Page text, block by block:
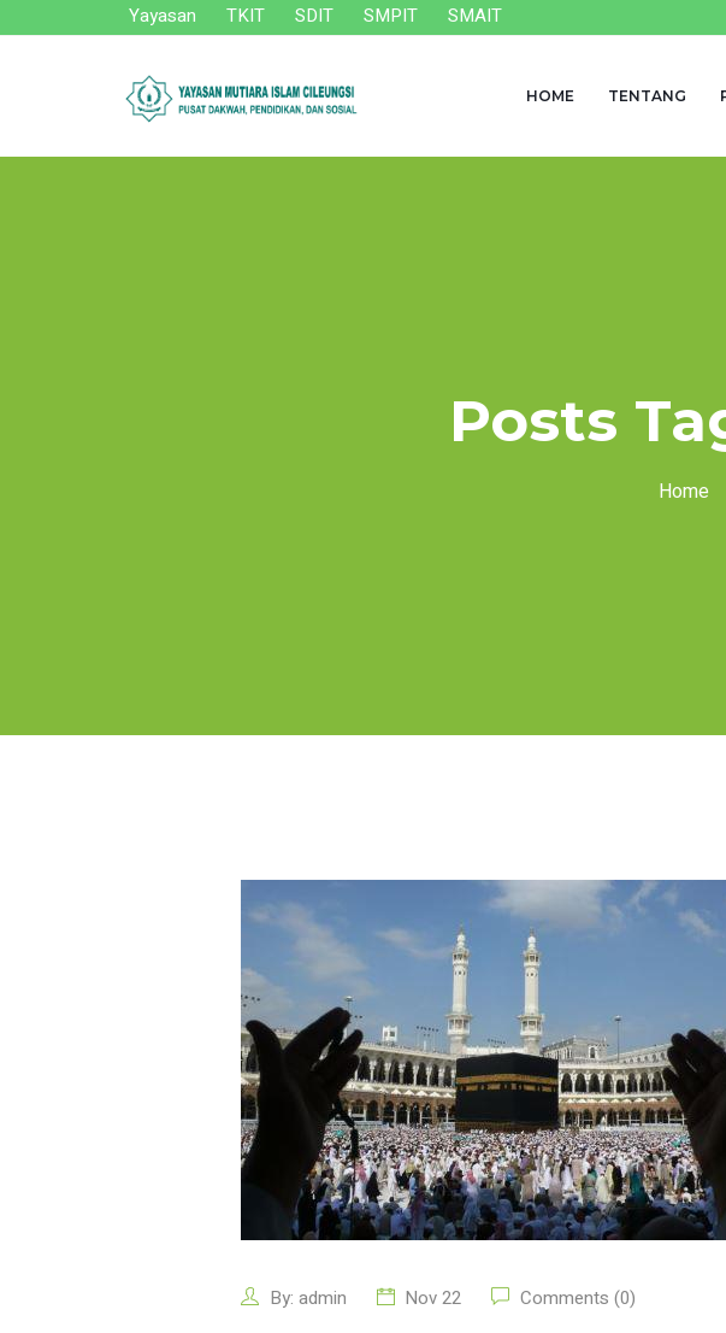
Yayasan TKIT SDIT SMPIT SMAIT
HOME TENTANG
Posts
Home
By: admin Nov 22 Comments (0)